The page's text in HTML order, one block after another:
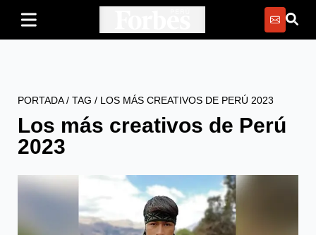
PORTADA/ TAG / LOS MÁS CREATIVOS DE PERÚ 2023
Los más creativos de Perú
2023